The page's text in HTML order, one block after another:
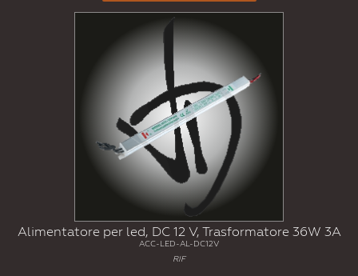
Alimentatore per led, DC 12 V, Trasformatore 36W 3A
ACC-LED-AL-DC12V
RIF